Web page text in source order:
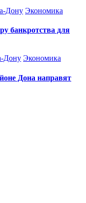
Дону Экономика
банкротства для
Дону Экономика
Дона направят